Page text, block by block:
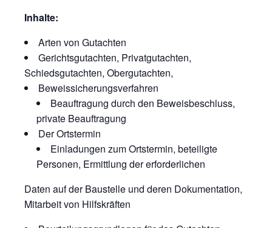
Inhalte:
Arten von Gutachten
Gerichtsgutachten, Privatgutachten,
Schiedsgutachten, Obergutachten,
Beweissicherungsverfahren
Beauftragung durch den Beweisbeschluss,
private Beauftragung
Der Ortstermin
Einladungen zum Ortstermin, beteiligte
Personen, Ermittlung der erforderlichen
Daten auf der Baustelle und deren Dokumentation,
Mitarbeit von Hilfskräften